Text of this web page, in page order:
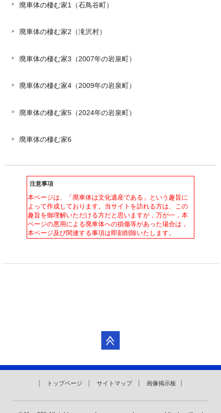
廃車体の棲む家1（石鳥谷町）
廃車体の棲む家2（滝沢村）
廃車体の棲む家3（2007年の岩泉町）
廃車体の棲む家4（2009年の岩泉町）
廃車体の棲む家5（2024年の岩泉町）
廃車体の棲む家6
注意事項
本ページは、「廃車体は文化遺産である」という趣旨に
よって作成しております。当サイトを訪れる方は、この
趣旨を御理解いただける方だと思いますが，万が一，本
ページの悪用による廃車体への損傷等があった場合は，
本ページ及び関連する事項は即刻削除いたします。
トップページ サイトマップ 画像掲示板